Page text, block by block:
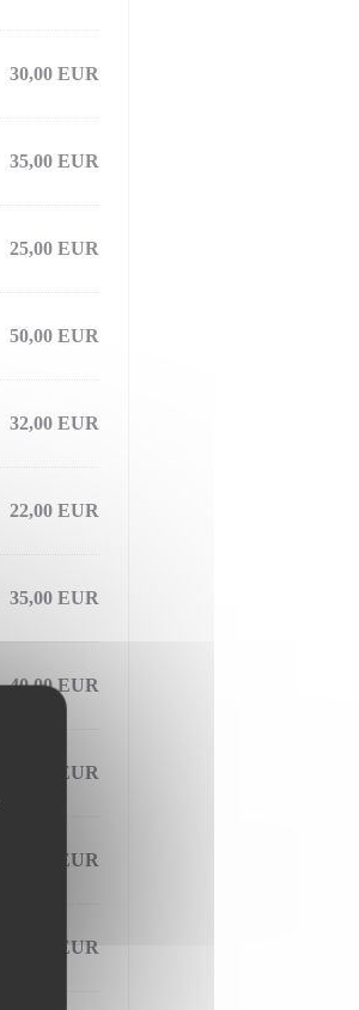
30,00 EUR
35,00 EUR
25,00 EUR
50,00 EUR
32,00 EUR
22,00 EUR
35,00 EUR
40,00 EUR
40,00 EUR
35,00 EUR
65,00 EUR